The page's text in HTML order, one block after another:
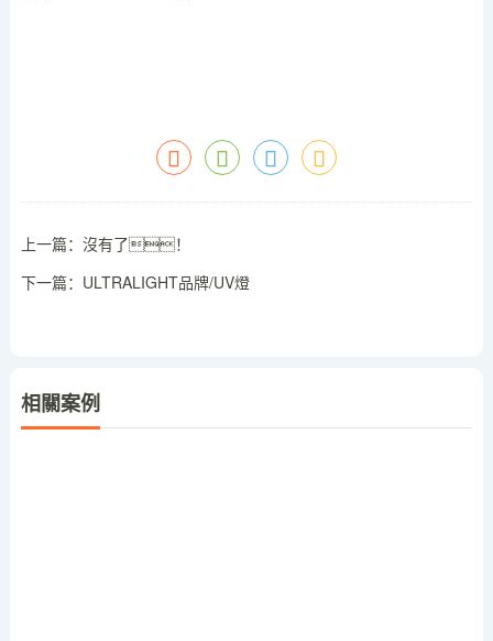
上一篇：沒有了！
下一篇： ULTRALIGHT品牌/UV燈
相關案例